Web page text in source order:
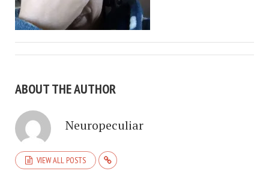
ABOUT THE AUTHOR
Neuropeculiar
VIEW ALL POSTS